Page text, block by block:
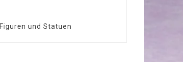
Figuren und Statuen